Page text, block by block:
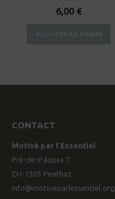
sur 5
6,00 €
CONTACT
Motivé par l’Essentiel
Pré-de-Pâques 7
CH-1303 Penthaz
info@motiveparlessentiel.org